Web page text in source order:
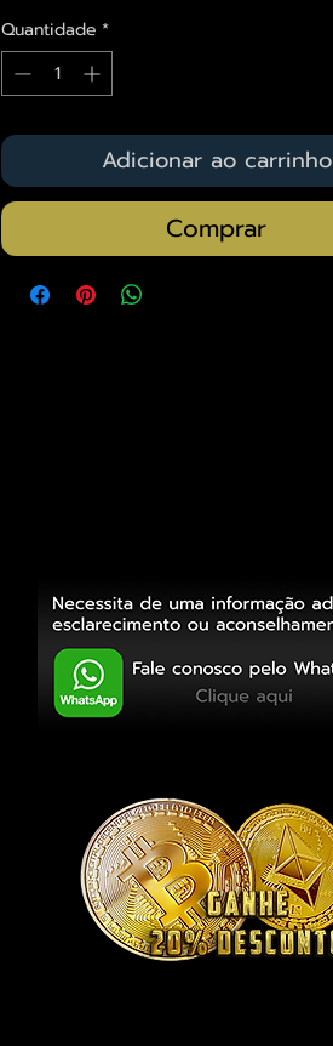
Quantidade *
Adicionar ao carrinho
Comprar